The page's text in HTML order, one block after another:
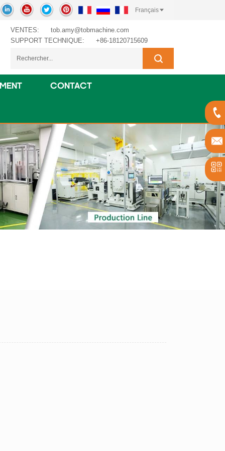
Français
VENTES:
tob.amy@tobmachine.com
SUPPORT TECHNIQUE:
+86-18120715609
CONTACT